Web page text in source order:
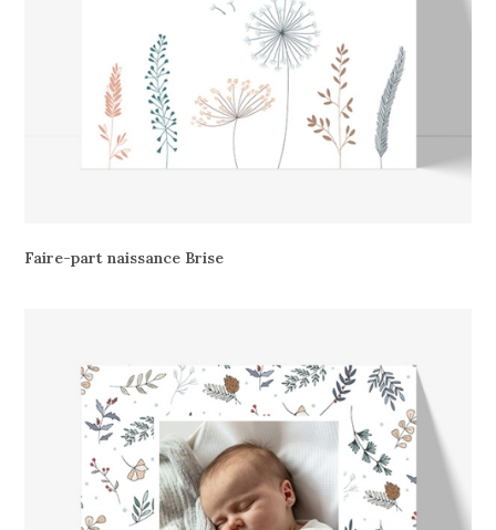
Faire-part naissance Brise